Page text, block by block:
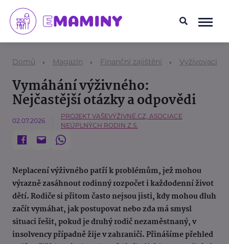
Domů Magazín Finanční zajištění Vyživovací
Vymáhání výživného:
Nejčastější otázky a odpovědi
02.07.2026
PROJEKT VAŠEVÝŽIVNÉ.CZ, ASOCIACE
NEÚPLNÝCH RODIN Z.S.
Neplacení výživného patří k problémům, jež mohou
výrazně zasáhnout rodinný rozpočet i každodenní život
dětí. Rodiče si přitom často nejsou jisti, kdy mohou dluh
začít vymáhat, jak postupovat nebo zda má smysl
situaci řešit, pokud je druhý rodič nezaměstnaný, v
insolvency případně žije v zahraničí. Přinášíme přehled